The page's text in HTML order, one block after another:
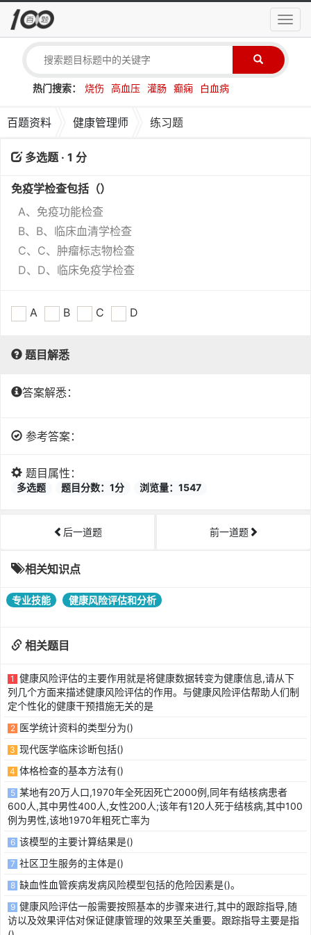
导
航
热门搜索： 烧伤 高血压 灌肠 癫痫 白血病
百题资料 健康管理师 练习题
多选题 · 1 分
免疫学检查包括（）
A、免疫功能检查
B、B、临床血清学检查
C、C、肿瘤标志物检查
D、D、临床免疫学检查
A B C D
题目解悉
答案解悉：
参考答案：
题目属性：
多选题 题目分数：1分 浏览量：1547
后一道题 前一道题
相关知识点
专业技能 健康风险评估和分析
相关题目
1 健康风险评估的主要作用就是将健康数据转变为健康信息,请从下
列几个方面来描述健康风险评估的作用。与健康风险评估帮助人们制
定个性化的健康干预措施无关的是
2 医学统计资料的类型分为()
3 现代医学临床诊断包括()
4 体格检查的基本方法有()
5 某地有20万人口,1970年全死因死亡2000例,同年有结核病患者
600人,其中男性400人,女性200人;该年有120人死于结核病,其中100
例为男性,该地1970年粗死亡率为
6 该模型的主要计算结果是()
7 社区卫生服务的主体是()
8 缺血性血管疾病发病风险模型包括的危险因素是()。
9 健康风险评估一般需要按照基本的步骤来进行,其中的跟踪指导,随
访以及效果评估对保证健康管理的效果至关重要。跟踪指导主要是指